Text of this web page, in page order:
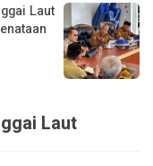
Laut
Laut